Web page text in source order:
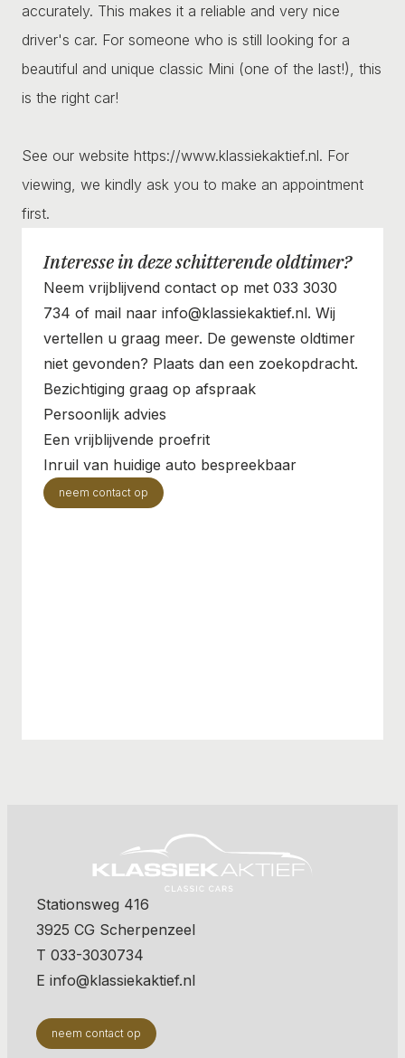
accurately. This makes it a reliable and very nice
driver's car. For someone who is still looking for a
beautiful and unique classic Mini (one of the last!), this
is the right car!
See our website https://www.klassiekaktief.nl. For
viewing, we kindly ask you to make an appointment
first.
Interesse in deze schitterende oldtimer?
Neem vrijblijvend contact op met 033 3030
734 of mail naar info@klassiekaktief.nl. Wij
vertellen u graag meer. De gewenste oldtimer
niet gevonden? Plaats dan een zoekopdracht.
Bezichtiging graag op afspraak
Persoonlijk advies
Een vrijblijvende proefrit
Inruil van huidige auto bespreekbaar
neem contact op
Stationsweg 416
3925 CG Scherpenzeel
T 033-3030734
E info@klassiekaktief.nl
neem contact op